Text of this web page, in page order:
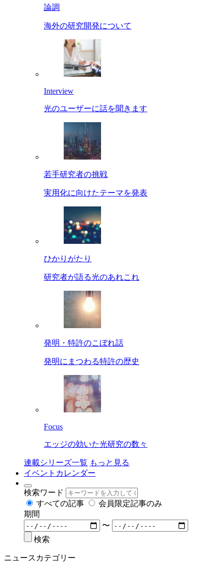
論調
海外の研究開発について
Interview
光のユーザーに話を聞きます
若手研究者の挑戦
実用化に向けたテーマを発表
ひかりがたり
研究者が語る光のあれこれ
発明・特許のこぼれ話
発明にまつわる特許の歴史
Focus
エッジの効いた光研究の数々
連載シリーズ一覧 もっと見る
イベントカレンダー
検索ワード
すべての記事
会員限定記事のみ
期間
〜
検索
ニュースカテゴリー